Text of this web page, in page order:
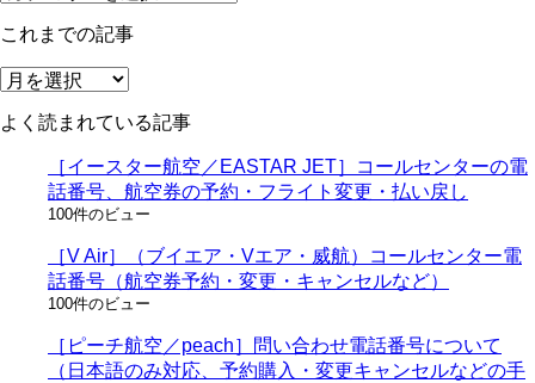
ゴ
リ
ー
これまでの記事
こ
ま
よく読まれている記事
［イースター航空／EASTAR JET］コールセンターの電
話番号、航空券の予約・フライト変更・払い戻し
100件のビュー
［V Air］（ブイエア・Vエア・威航）コールセンター電
話番号（航空券予約・変更・キャンセルなど）
100件のビュー
［ピーチ航空／peach］問い合わせ電話番号について
（日本語のみ対応、予約購入・変更キャンセルなどの手